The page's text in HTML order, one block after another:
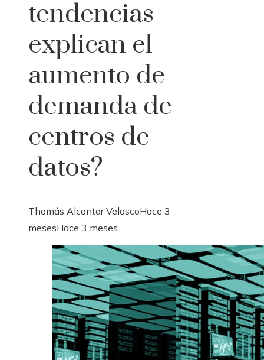
tendencias
explican el
aumento de
demanda de
centros de
datos?
Thomás Alcantar VelascoHace 3
mesesHace 3 meses